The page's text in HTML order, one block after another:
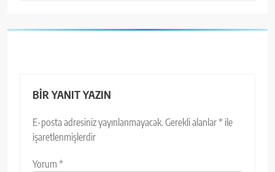
BIR YANIT YAZIN
E-posta adresiniz yayınlanmayacak.Gerekli alanlar* ile
işaretlenmişlerdir
Yorum *